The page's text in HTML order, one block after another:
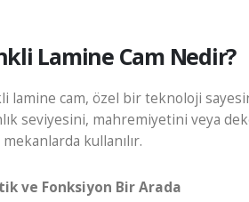
Lamine Cam Nedir?
lamine cam, özel bir teknoloji
seviyesini, mahremiyetini veya
kullanılır.
ve Fonksiyon Bir Arada